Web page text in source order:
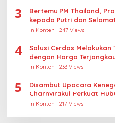
3
Bertemu PM Thailand,
kepada Putri dan
Thailand
In Konten 247 Views
4
Solusi Cerdas Melakukan
dengan Harga Terjangkau
In Konten 233 Views
5
Disambut Upacara
Charnvirakul Perkuat
In Konten 217 Views